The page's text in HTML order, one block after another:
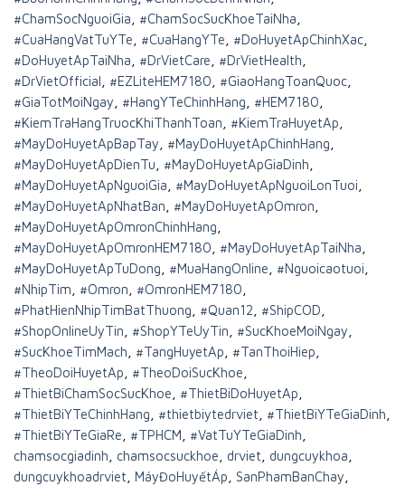
#ChamSocNguoiGia, #ChamSocSucKhoeTaiNha,
#CuaHangVatTuYTe, #CuaHangYTe, #DoHuyetApChinhXac,
#DoHuyetApTaiNha, #DrVietCare, #DrVietHealth,
#DrVietOfficial , #EZLiteHEM7180, #GiaoHangToanQuoc,
#GiaTotMoiNgay, #HangYTeChinhHang, #HEM7180,
#KiemTraHangTruocKhiThanhToan, #KiemTraHuyetAp,
#MayDoHuyetApBapTay, #MayDoHuyetApChinhHang,
#MayDoHuyetApDienTu, #MayDoHuyetApGiaDinh,
#MayDoHuyetApNguoiGia, #MayDoHuyetApNguoiLonTuoi,
#MayDoHuyetApNhatBan, #MayDoHuyetApOmron,
#MayDoHuyetApOmronChinhHang,
#MayDoHuyetApOmronHEM7180, #MayDoHuyetApTaiNha,
#MayDoHuyetApTuDong, #MuaHangOnline, #Nguoicaotuoi,
#NhipTim, #Omron, #OmronHEM7180,
#PhatHienNhipTimBatThuong, #Quan12, #ShipCOD,
#ShopOnlineUyTin, #ShopYTeUyTin, #SucKhoeMoiNgay,
#SucKhoeTimMach, #TangHuyetAp, #TanThoiHiep,
#TheoDoiHuyetAp, #TheoDoiSucKhoe,
#ThietBiChamSocSucKhoe, #ThietBiDoHuyetAp,
#ThietBiYTeChinhHang, #thietbiytedrviet, #ThietBiYTeGiaDinh,
#ThietBiYTeGiaRe, #TPHCM , #VatTuYTeGiaDinh,
chamsocgiadinh, chamsocsuckhoe, drviet, dungcuykhoa,
dungcuykhoadrviet, MáyĐoHuyếtÁp, SanPhamBanChay,